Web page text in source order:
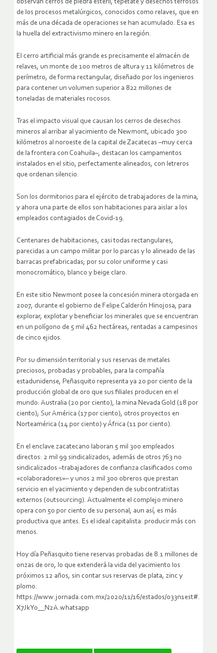
observan cerros de piedra estéril, tepetate y desechos terrosos
de los procesos metalúrgicos, conocidos como relaves, que en
más de una década de operaciones se han acumulado. Esa es
la huella del extractivismo minero en la región.
El cerro artificial más grande es precisamente el almacén de
relaves, un monte de 100 metros de altura y 11 kilómetros de
perímetro, de forma rectangular, diseñado por los ingenieros
para contener un volumen superior a 822 millones de
toneladas de materiales rocosos.
Tras el impacto visual que causan los cerros de desechos
mineros al arribar al yacimiento de Newmont, ubicado 300
kilómetros al noroeste de la capital de Zacatecas –muy cerca
de la frontera con Coahuila–, destacan los campamentos
instalados en el sitio, perfectamente alineados, con letreros
que ordenan silencio.
Son los dormitorios para el ejército de trabajadores de la mina,
y ahora una parte de ellos son habitaciones para aislar a los
empleados contagiados de Covid-19.
Centenares de habitaciones, casi todas rectangulares,
parecidas a un campo militar por lo parcas y lo alineado de las
barracas prefabricadas; por su color uniforme y casi
monocromático, blanco y beige claro.
En este sitio Newmont posee la concesión minera otorgada en
2007, durante el gobierno de Felipe Calderón Hinojosa, para
explorar, explotar y beneficiar los minerales que se encuentran
en un polígono de 5 mil 462 hectáreas, rentadas a campesinos
de cinco ejidos.
Por su dimensión territorial y sus reservas de metales
preciosos, probadas y probables, para la compañía
estadunidense, Peñasquito representa ya 20 por ciento de la
producción global de oro que sus filiales producen en el
mundo: Australia (20 por ciento), la mina Nevada Gold (18 por
ciento); Sur América (17 por ciento), otros proyectos en
Norteamérica (14 por ciento) y África (11 por ciento).
En el enclave zacatecano laboran 5 mil 300 empleados
directos: 2 mil 99 sindicalizados, además de otros 763 no
sindicalizados –trabajadores de confianza clasificados como
«colaboradores»– y unos 2 mil 300 obreros que prestan
servicio en el yacimiento y dependen de subcontratistas
externos (outsourcing). Actualmente el complejo minero
opera con 50 por ciento de su personal; aun así, es más
productiva que antes. Es el ideal capitalista: producir más con
menos.
Hoy día Peñasquito tiene reservas probadas de 8.1 millones de
onzas de oro, lo que extenderá la vida del yacimiento los
próximos 12 años, sin contar sus reservas de plata, zinc y
plomo.
https://www.jornada.com.mx/2020/11/16/estados/033n1est#.
X7JkYo__N2A.whatsapp